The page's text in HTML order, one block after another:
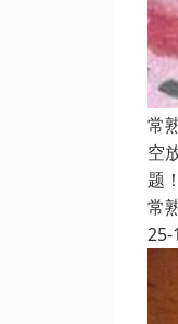
常
空
题
常
25-